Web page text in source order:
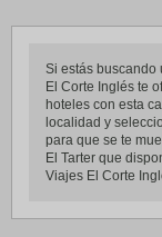
Si estás buscando
El Corte Inglés te
hoteles con esta
localidad y
para que se te
El Tarter que
Viajes El Corte